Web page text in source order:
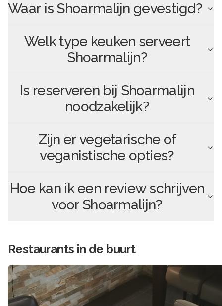
Waar is Shoarmalijn gevestigd?
Welk type keuken serveert
Shoarmalijn?
Is reserveren bij Shoarmalijn
noodzakelijk?
Zijn er vegetarische of
veganistische opties?
Hoe kan ik een review schrijven
voor Shoarmalijn?
Restaurants in de buurt